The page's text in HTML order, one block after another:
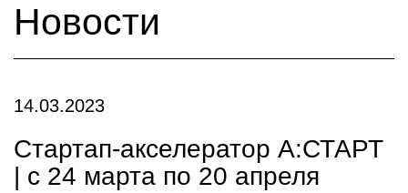
Новости
14.03.2023
Стартап-акселератор А:СТАРТ
| с 24 марта по 20 апреля